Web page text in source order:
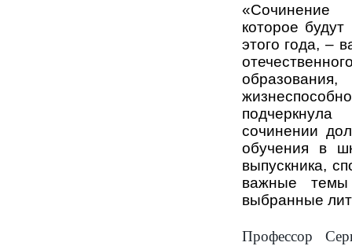
«Сочинение
которое
этого года, –
сочинении
обучения в
выпускника,
важные
выбранные
Профессор